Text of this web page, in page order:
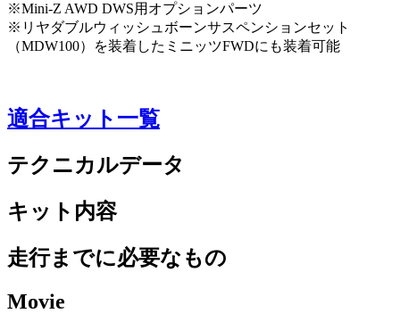
※Mini-Z AWD DWS用オプションパーツ
※リヤダブルウィッシュボーンサスペンションセット
（MDW100）を装着したミニッツFWDにも装着可能
適合キット一覧
テクニカルデータ
キット内容
走行までに必要なもの
Movie